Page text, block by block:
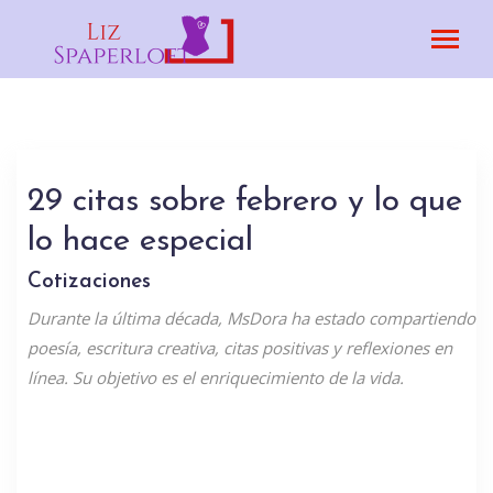
29 citas sobre febrero y lo que
lo hace especial
Cotizaciones
Durante la última década, MsDora ha estado compartiendo
poesía, escritura creativa, citas positivas y reflexiones en
línea. Su objetivo es el enriquecimiento de la vida.